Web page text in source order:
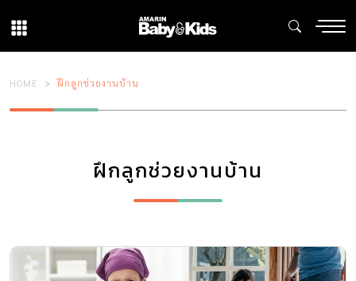
HOME ฝึกลูกช่วยงานบ้าน
ฝึกลูกช่วยงานบ้าน